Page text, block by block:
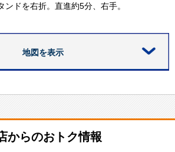
ンドを右折。直進約5分、右手。
地図を表示
からのおトク情報